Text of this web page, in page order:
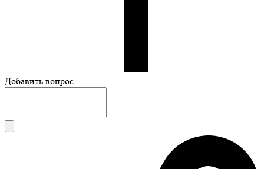
Добавить вопрос ...